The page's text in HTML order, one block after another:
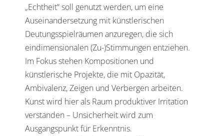
„Echtheit“ soll genutzt werden, um eine
Auseinandersetzung mit künstlerischen
Deutungsspielräumen anzuregen, die sich
eindimensionalen (Zu-)Stimmungen entziehen.
Im Fokus stehen Kompositionen und
künstlerische Projekte, die mit Opazität,
Ambivalenz, Zeigen und Verbergen arbeiten.
Kunst wird hier als Raum produktiver Irritation
verstanden – Unsicherheit wird zum
Ausgangspunkt für Erkenntnis.